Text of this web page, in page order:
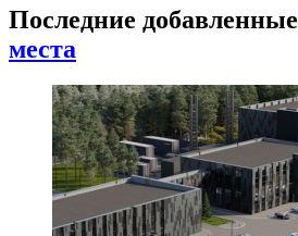
Последние добавленные
места